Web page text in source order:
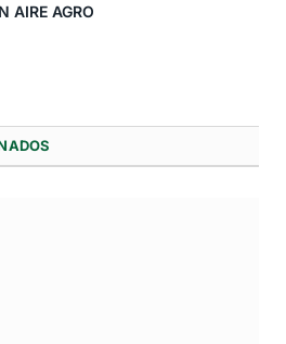
AIRE AGRO